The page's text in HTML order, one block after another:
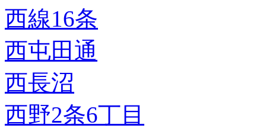
西線16条
西屯田通
西長沼
西野2条6丁目